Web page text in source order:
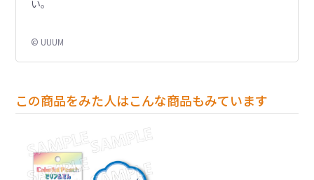
い。
© UUUM
この商品をみた人はこんな商品もみています